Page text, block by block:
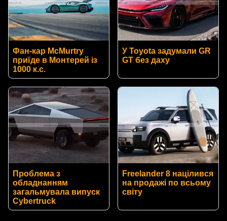
Фан-кар McMurtry
приїде в Монтерей із
1000 к.с.
У Toyota задумали GR
GT без даху
Проблема з
обладнанням
загальмувала випуск
Cybertruck
Freelander 8 націлився
на продажі по всьому
світу